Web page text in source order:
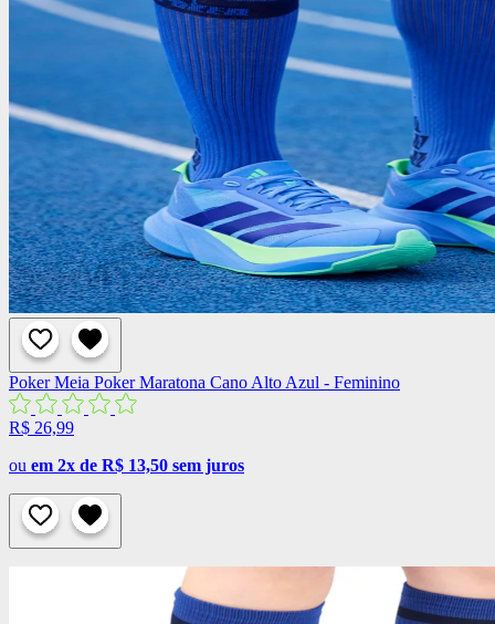
Poker Meia Poker Maratona Cano Alto Azul - Feminino
R$ 26,99
ou em 2x de R$ 13,50 sem juros